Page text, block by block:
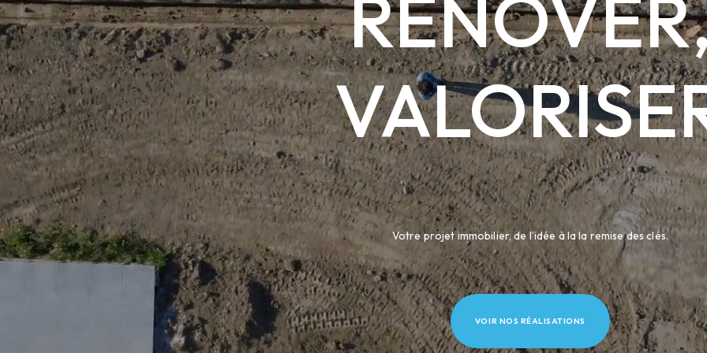
Votre projet immobilier, de l’idée à la la remise des clés.
VOIR NOS RÉALISATIONS